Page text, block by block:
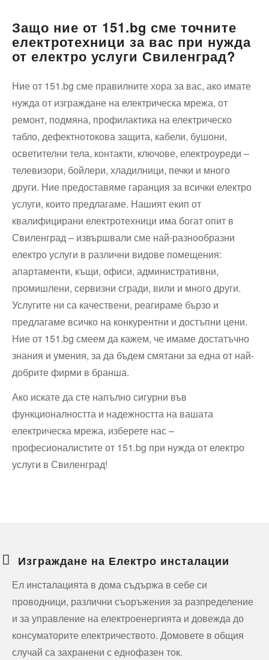
Защо ние от 151.bg сме точните
електротехници за вас при нужда
от електро услуги Свиленград?
Ние от 151.bg сме правилните хора за вас, ако имате
нужда от изграждане на електрическа мрежа, от
ремонт, подмяна, профилактика на електрическо
табло, дефектнотокова защита, кабели, бушони,
осветителни тела, контакти, ключове, електроуреди –
телевизори, бойлери, хладилници, печки и много
други. Ние предоставяме гаранция за всички електро
услуги, които предлагаме. Нашият екип от
квалифицирани електротехници има богат опит в
Свиленград – извършвали сме най-разнообразни
електро услуги в различни видове помещения:
апартаменти, къщи, офиси, административни,
промишлени, сервизни сгради, вили и много други.
Услугите ни са качествени, реагираме бързо и
предлагаме всичко на конкурентни и достъпни цени.
Ние от 151.bg смеем да кажем, че имаме достатъчно
знания и умения, за да бъдем смятани за една от най-
добрите фирми в бранша.
Ако искате да сте напълно сигурни във
функционалността и надежността на вашата
електрическа мрежа, изберете нас –
професионалистите от 151.bg при нужда от електро
услуги в Свиленград!
Изграждане на Електро инсталации
Ел инсталацията в дома съдържа в себе си
проводници, различни съоръжения за разпределение
и за управление на електроенергията и довежда до
консуматорите електричеството. Домовете в общия
случай са захранени с еднофазен ток.